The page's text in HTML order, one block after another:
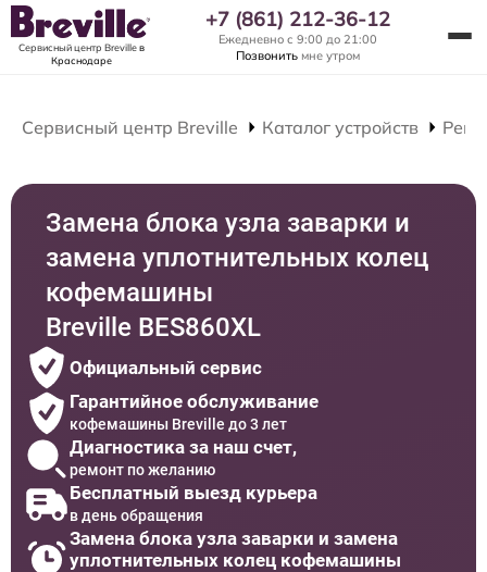
Сервисный центр Brevilleв
Краснодаре
+7 (861) 212-36-12
Ежедневно с 9:00 до 21:00
Позвонить мне утром
Сервисный центр Breville Каталог устройств
Замена блока узла заварки и
замена уплотнительных колец
кофемашины
Breville BES860XL
Официальный сервис
Гарантийное обслуживание
кофемашины Breville до 3 лет
Диагностика за наш счет,
ремонт по желанию
Бесплатный выезд курьера
в день обращения
Замена блока узла заварки и замена
уплотнительных колец кофемашины